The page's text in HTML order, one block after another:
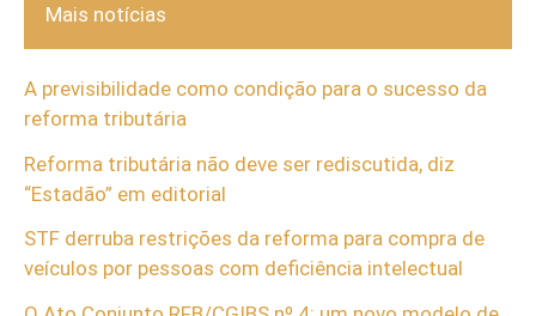
Mais notícias
A previsibilidade como condição para o sucesso da
reforma tributária
Reforma tributária não deve ser rediscutida, diz
“Estadão” em editorial
STF derruba restrições da reforma para compra de
veículos por pessoas com deficiência intelectual